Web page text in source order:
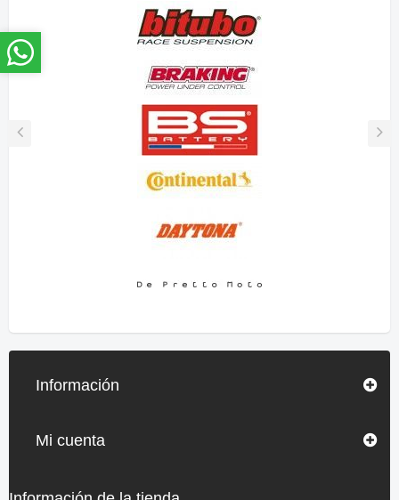
Información
Mi cuenta